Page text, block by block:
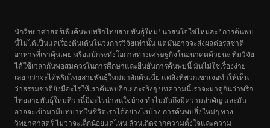
นักวิทยาศาสตร์เพิ่งค้นพบพริกไทยสายพันธุ์ใหม่! น่าสนใจใช่ไหมล่ะ? การค้นพบ
นี้ไม่ได้เป็นแค่เรื่องตื่นเต้นในวงการวิจัยเท่านั้น แต่มันอาจจะส่งผลต่อรสชาติ
อาหารที่เราคุ้นเคย หรือแม้กระทั่งโอกาสทางเศรษฐกิจในอนาคตด้วยนะ ทีมวิจัย
ได้ใช้เวลากันพอสมควรในการศึกษาและยืนยันการค้นพบนี้ มันไม่ใช่เรื่องง่าย
เลย กว่าจะได้พริกไทยสายพันธุ์ใหม่มาสักต้นเนี่ย แต่สิ่งที่พวกเขาเจอทำให้เห็น
ว่าธรรมชาติยังมีอะไรให้เราค้นพบอีกเยอะจริงๆ บทความนี้เราจะมาดูกันว่าพริก
ไทยสายพันธุ์ใหม่ที่ว่านี้มีอะไรน่าสนใจบ้าง ทำไมมันถึงมีความสำคัญ และมัน
อาจจะเข้ามามีบทบาทในชีวิตเราได้อย่างไรบ้าง การค้นพบสิ่งใหม่ๆ ทาง
วิทยาศาสตร์ ไม่ว่าจะเล็กน้อยแค่ไหน ล้วนเกิดจากความตั้งใจและความ